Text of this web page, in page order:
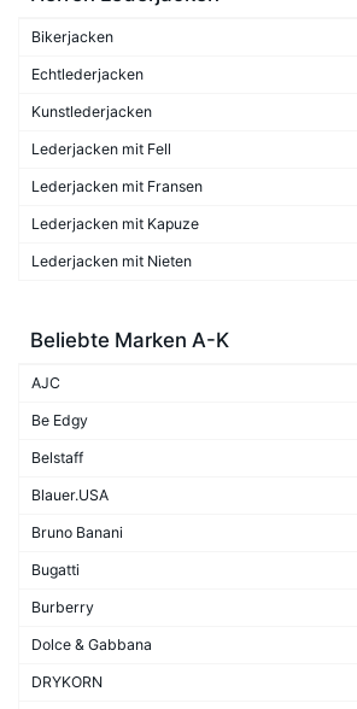
Bikerjacken
Echtlederjacken
Kunstlederjacken
Lederjacken mit Fell
Lederjacken mit Fransen
Lederjacken mit Kapuze
Lederjacken mit Nieten
Beliebte Marken A-K
AJC
Be Edgy
Belstaff
Blauer.USA
Bruno Banani
Bugatti
Burberry
Dolce & Gabbana
DRYKORN